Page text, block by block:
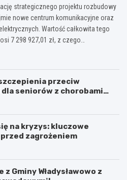
strategicznego projektu rozbudowy
nowe centrum komunikacyjne oraz
Wartość całkowita tego
7 298 927,01 zł, z czego…
przeciw
seniorów z chorobami
na kryzys: kluczowe
zagrożeniem
z Gminy Władysławowo z